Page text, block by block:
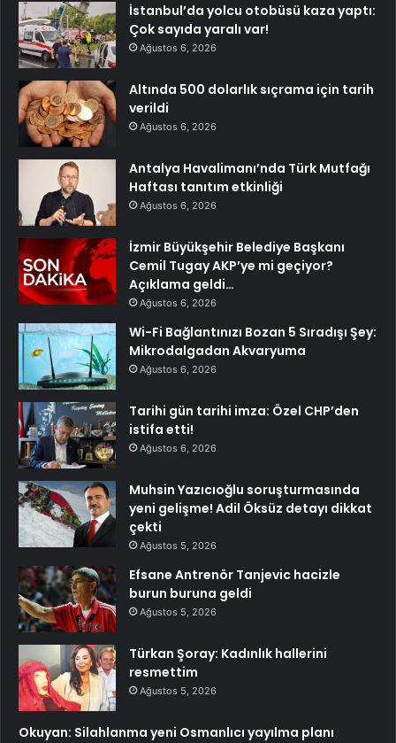
İstanbul’da yolcu otobüsü kaza yaptı:
Çok sayıda yaralı var!
Ağustos 6, 2026
Altında 500 dolarlık sıçrama için tarih
verildi
Ağustos 6, 2026
Antalya Havalimanı’nda Türk Mutfağı
Haftası tanıtım etkinliği
Ağustos 6, 2026
İzmir Büyükşehir Belediye Başkanı
Cemil Tugay AKP’ye mi geçiyor?
Açıklama geldi…
Ağustos 6, 2026
Wi-Fi Bağlantınızı Bozan 5 Sıradışı Şey:
Mikrodalgadan Akvaryuma
Ağustos 6, 2026
Tarihi gün tarihi imza: Özel CHP’den
istifa etti!
Ağustos 6, 2026
Muhsin Yazıcıoğlu soruşturmasında
yeni gelişme! Adil Öksüz detayı dikkat
çekti
Ağustos 5, 2026
Efsane Antrenör Tanjevic hacizle
burun buruna geldi
Ağustos 5, 2026
Türkan Şoray: Kadınlık hallerini
resmettim
Ağustos 5, 2026
Okuyan: Silahlanma yeni Osmanlıcı yayılma planı